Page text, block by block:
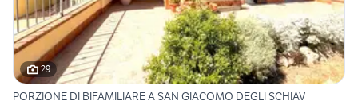
29
PORZIONE DI BIFAMILIARE A SAN GIACOMO DEGLI SCHIAV